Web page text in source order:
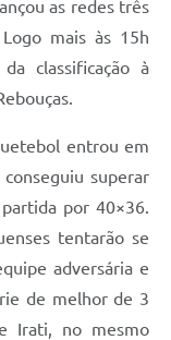
as redes três
mais às 15h
classificação à
entrou em
superar
por 40×36.
tentarão se
adversária e
de melhor de 3
Irati, no mesmo